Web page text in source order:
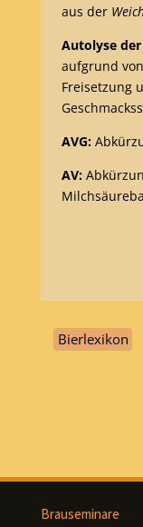
aus der
Autolyse
aufgrund
Freisetzung
AVG:
AV:
Bierlexikon
Brauseminare